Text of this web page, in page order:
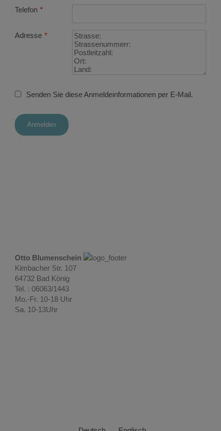
Telefon *
Adresse *
Senden Sie diese Anmeldeinformationen per E-Mail.
Otto Blumenschein
Kimbacher Str. 107
64732 Bad König
Tel. : 06063/1443
Mo.-Fr. 10-18 Uhr
Sa. 10-13Uhr